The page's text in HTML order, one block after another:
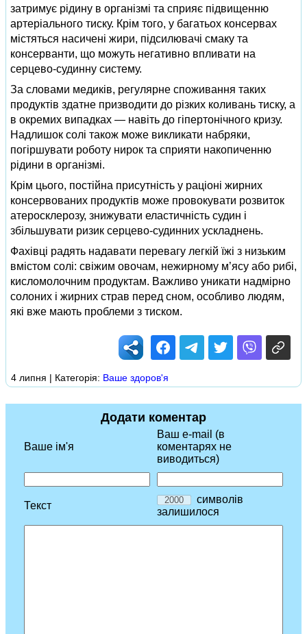
затримує рідину в організмі та сприяє підвищенню
артеріального тиску. Крім того, у багатьох консервах
містяться насичені жири, підсилювачі смаку та
консерванти, що можуть негативно впливати на
серцево-судинну систему.
За словами медиків, регулярне споживання таких
продуктів здатне призводити до різких коливань тиску, а
в окремих випадках — навіть до гіпертонічного кризу.
Надлишок солі також може викликати набряки,
погіршувати роботу нирок та сприяти накопиченню
рідини в організмі.
Крім цього, постійна присутність у раціоні жирних
консервованих продуктів може провокувати розвиток
атеросклерозу, знижувати еластичність судин і
збільшувати ризик серцево-судинних ускладнень.
Фахівці радять надавати перевагу легкій їжі з низьким
вмістом солі: свіжим овочам, нежирному м’ясу або рибі,
кисломолочним продуктам. Важливо уникати надмірно
солоних і жирних страв перед сном, особливо людям,
які вже мають проблеми з тиском.
4 липня | Категорія: Ваше здоров'я
Додати коментар
Ваше ім'я
Ваш e-mail (в
коментарях не
виводиться)
Текст
символів
залишилося